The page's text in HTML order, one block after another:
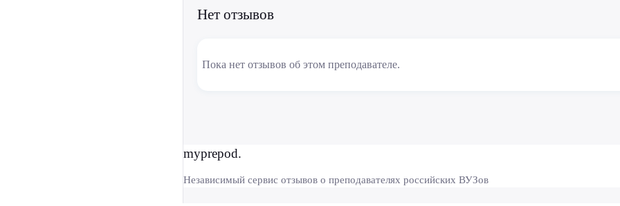
Нет отзывов
Пока нет отзывов об этом преподавателе.
myprepod.
Независимый сервис отзывов о преподавателях российских ВУЗов